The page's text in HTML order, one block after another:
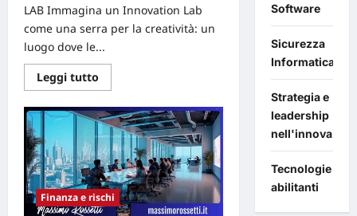
LAB Immagina un Innovation Lab
come una serra per la creatività: un
luogo dove le...
Leggi tutto
di
su
Tipologie
di
innovation
lab
e
come
evitare
che
diventino
Finanza e rischi
Software
Sicurezza
Informatica
Strategia e
leadership
Tecnologie
abilitanti